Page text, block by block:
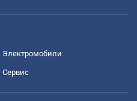
Электромобили
Сервис